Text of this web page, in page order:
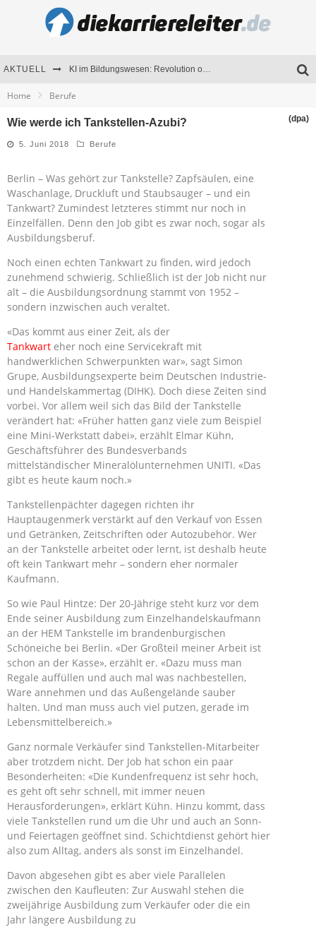
AKTUELL KI im Bildungswesen: Revolution oder Risiko für Schulen und Universitäten?
Home Berufe
Wie werde ich Tankstellen-Azubi? (dpa)
5. Juni 2018 Berufe
Berlin – Was gehört zur Tankstelle? Zapfsäulen, eine
Waschanlage, Druckluft und Staubsauger – und ein
Tankwart? Zumindest letzteres stimmt nur noch in
Einzelfällen. Denn den Job gibt es zwar noch, sogar als
Ausbildungsberuf.
Noch einen echten Tankwart zu finden, wird jedoch
zunehmend schwierig. Schließlich ist der Job nicht nur
alt – die Ausbildungsordnung stammt von 1952 –
sondern inzwischen auch veraltet.
«Das kommt aus einer Zeit, als der
Tankwart eher noch eine Servicekraft mit
handwerklichen Schwerpunkten war», sagt Simon
Grupe, Ausbildungsexperte beim Deutschen Industrie-
und Handelskammertag (DIHK). Doch diese Zeiten sind
vorbei. Vor allem weil sich das Bild der Tankstelle
verändert hat: «Früher hatten ganz viele zum Beispiel
eine Mini-Werkstatt dabei», erzählt Elmar Kühn,
Geschäftsführer des Bundesverbands
mittelständischer Mineralölunternehmen UNITI. «Das
gibt es heute kaum noch.»
Tankstellenpächter dagegen richten ihr
Hauptaugenmerk verstärkt auf den Verkauf von Essen
und Getränken, Zeitschriften oder Autozubehör. Wer
an der Tankstelle arbeitet oder lernt, ist deshalb heute
oft kein Tankwart mehr – sondern eher normaler
Kaufmann.
So wie Paul Hintze: Der 20-Jährige steht kurz vor dem
Ende seiner Ausbildung zum Einzelhandelskaufmann
an der HEM Tankstelle im brandenburgischen
Schöneiche bei Berlin. «Der Großteil meiner Arbeit ist
schon an der Kasse», erzählt er. «Dazu muss man
Regale auffüllen und auch mal was nachbestellen,
Ware annehmen und das Außengelände sauber
halten. Und man muss auch viel putzen, gerade im
Lebensmittelbereich.»
Ganz normale Verkäufer sind Tankstellen-Mitarbeiter
aber trotzdem nicht. Der Job hat schon ein paar
Besonderheiten: «Die Kundenfrequenz ist sehr hoch,
es geht oft sehr schnell, mit immer neuen
Herausforderungen», erklärt Kühn. Hinzu kommt, dass
viele Tankstellen rund um die Uhr und auch an Sonn-
und Feiertagen geöffnet sind. Schichtdienst gehört hier
also zum Alltag, anders als sonst im Einzelhandel.
Davon abgesehen gibt es aber viele Parallelen
zwischen den Kaufleuten: Zur Auswahl stehen die
zweijährige Ausbildung zum Verkäufer oder die ein
Jahr längere Ausbildung zu